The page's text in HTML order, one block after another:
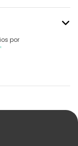
por